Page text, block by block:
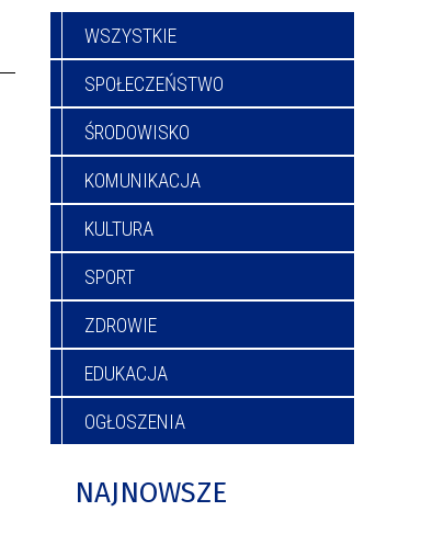
WSZYSTKIE
SPOŁECZEŃSTWO
ŚRODOWISKO
KOMUNIKACJA
KULTURA
SPORT
ZDROWIE
EDUKACJA
OGŁOSZENIA
NAJNOWSZE